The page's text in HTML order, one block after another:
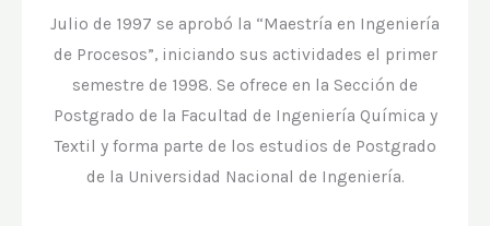
Julio de 1997 se aprobó la “Maestría en Ingeniería
de Procesos”, iniciando sus actividades el primer
semestre de 1998. Se ofrece en la Sección de
Postgrado de la Facultad de Ingeniería Química y
Textil y forma parte de los estudios de Postgrado
de la Universidad Nacional de Ingeniería.